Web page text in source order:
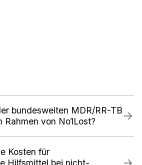
bundesweiten MDR/RR-TB
Rahmen von No1Lost?
Kosten für